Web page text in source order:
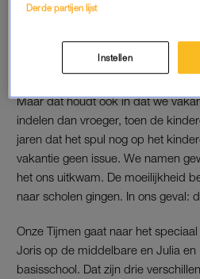
opvang nodig hebben. Dat is voor
wel fulltime zou werken, zijn we
voor- en naschoolse opvang.
Maar dat houdt ook in dat we
indelen dan vroeger, toen de
jaren dat het spul nog op het
vakantie geen issue. We namen
het ons uitkwam. De moeilijkheid
naar scholen gingen. In ons geval:
Onze Tijmen gaat naar het
Joris op de middelbare en Julia en
basisschool. Dat zijn drie
Derde partijen lijst
Instellen